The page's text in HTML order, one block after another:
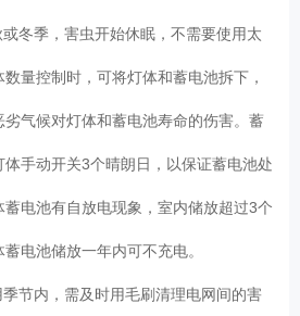
冬季，害虫开始休眠，不需要使用太
量控制时，可将灯体和蓄电池拆下，
气候对灯体和蓄电池寿命的伤害。蓄
手动开关3个晴朗日，以保证蓄电池处
电池有自放电现象，室内储放超过3个
蓄电池储放一年内可不充电。
节内，需及时用毛刷清理电网间的害